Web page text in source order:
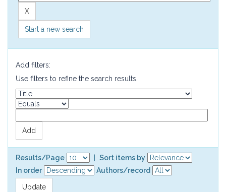
Start a new search
Add filters:
Use filters to refine the search results.
Results/Page
Sort items by
In order
Authors/record